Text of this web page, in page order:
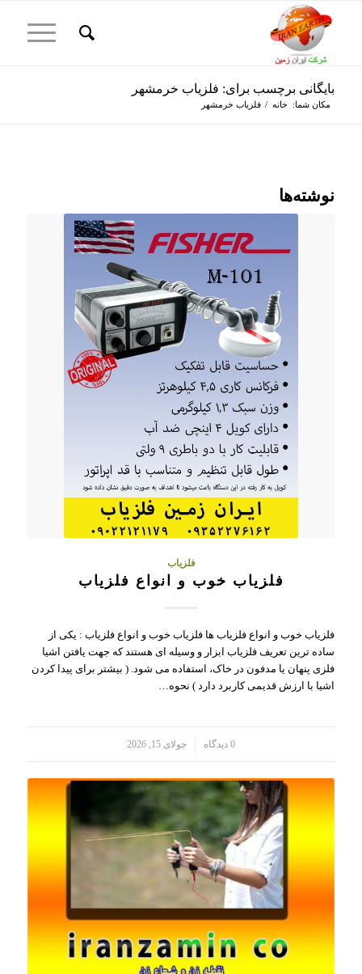
بایگانی برچسب برای: فلزیاب خرمشهر
مکان شما: خانه / فلزیاب خرمشهر
نوشته‌ها
فلزیاب
فلزیاب خوب و انواع فلزیاب
فلزیاب خوب و انواع فلزیاب ها فلزیاب خوب و انواع فلزیاب : یکی از
ساده ترین تعریف فلزیاب ابزار و وسیله ای هستند که جهت یافتن اشیا
فلزی پنهان یا مدفون در خاک، استفاده می شود. ( بیشتر برای پیدا کردن
اشیا با ارزش قدیمی کاربرد دارد ) نحوه…
0 دیدگاه جولای 15, 2026